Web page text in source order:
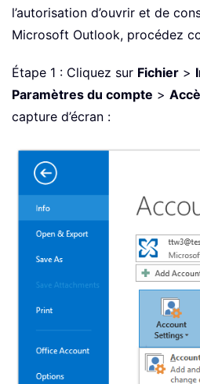
l’autorisation d’ouvrir et de
Microsoft Outlook, procédez
Étape 1 : Cliquez sur Fichier >
Paramètres du compte >
capture d’écran :